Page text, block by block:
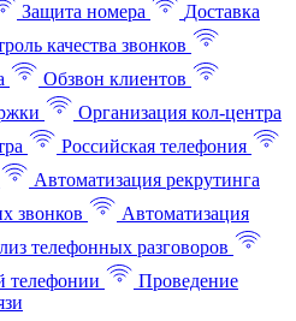
Защита номера
Доставка
качества звонков
Обзвон клиентов
Организация кол-центра
Российская телефония
Автоматизация рекрутинга
звонков
Автоматизация
телефонных разговоров
телефонии
Проведение